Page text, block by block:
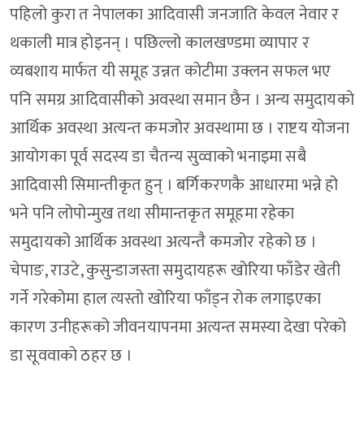
पहिलो कुरा त नेपालका आदिवासी जनजाति केवल नेवार र
थकाली मात्र होइनन् । पछिल्लो कालखण्डमा व्यापार र
व्यबशाय मार्फत यी समूह उन्नत कोटीमा उक्लन सफल भए
पनि समग्र आदिवासीको अवस्था समान छैन । अन्य समुदायको
आर्थिक अवस्था अत्यन्त कमजोर अवस्थामा छ । राष्टय योजना
आयोगका पूर्व सदस्य डा चैतन्य सुव्वाको भनाइमा सबै
आदिवासी सिमान्तीकृत हुन् । बर्गिकरणकै आधारमा भन्ने हो
भने पनि लोपोन्मुख तथा सीमान्तकृत समूहमा रहेका
समुदायको आर्थिक अवस्था अत्यन्तै कमजोर रहेको छ ।
चेपाङ, राउटे, कुसुन्डाजस्ता समुदायहरू खोरिया फाँडेर खेती
गर्ने गरेकोमा हाल त्यस्तो खोरिया फाँड्न रोक लगाइएका
कारण उनीहरूको जीवनयापनमा अत्यन्त समस्या देखा परेको
डा सूववाको ठहर छ ।